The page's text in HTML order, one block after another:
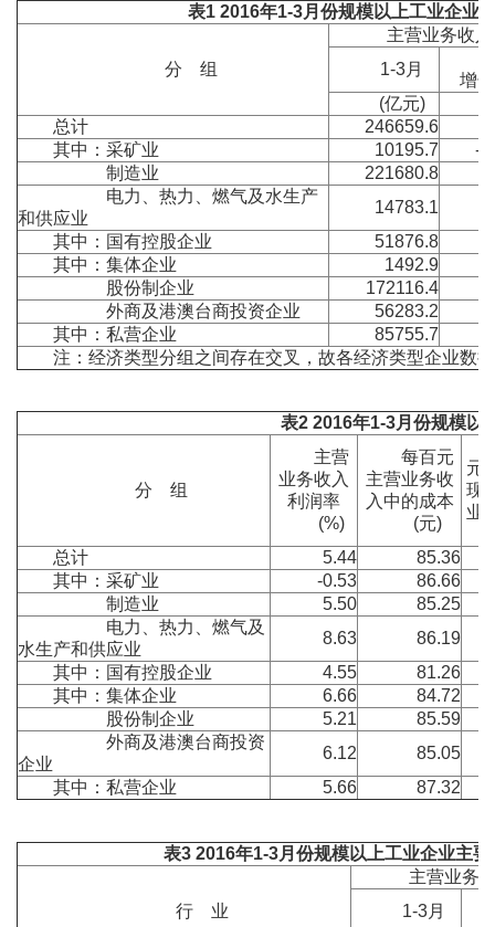
表1 2016年1-3月份规模以上工业企业
分 组
主营业务收入
1-3月
增长
(亿元)
总计
246659.6
其中：采矿业
10195.7
-
制造业
221680.8
电力、热力、燃气及水生产
和供应业
14783.1
其中：国有控股企业
51876.8
其中：集体企业
1492.9
股份制企业
172116.4
外商及港澳台商投资企业
56283.2
其中：私营企业
85755.7
注：经济类型分组之间存在交叉，故各经济类型企业数
表2 2016年1-3月份规模以
分 组
主营
业务收入
利润率
(%)
每百元
主营业务收
入中的成本
(元)
元
现
业
总计 5.44
85.36
其中：采矿业
-0.53
86.66
制造业
5.50
85.25
电力、热力、燃气及
水生产和供应业
8.63
86.19
其中：国有控股企业
4.55
81.26
其中：集体企业
6.66
84.72
股份制企业
5.21
85.59
外商及港澳台商投资
企业
6.12
85.05
其中：私营企业
5.66 87.32
表3 2016年1-3月份规模以上工业企业主
行 业
主营业务
1-3月